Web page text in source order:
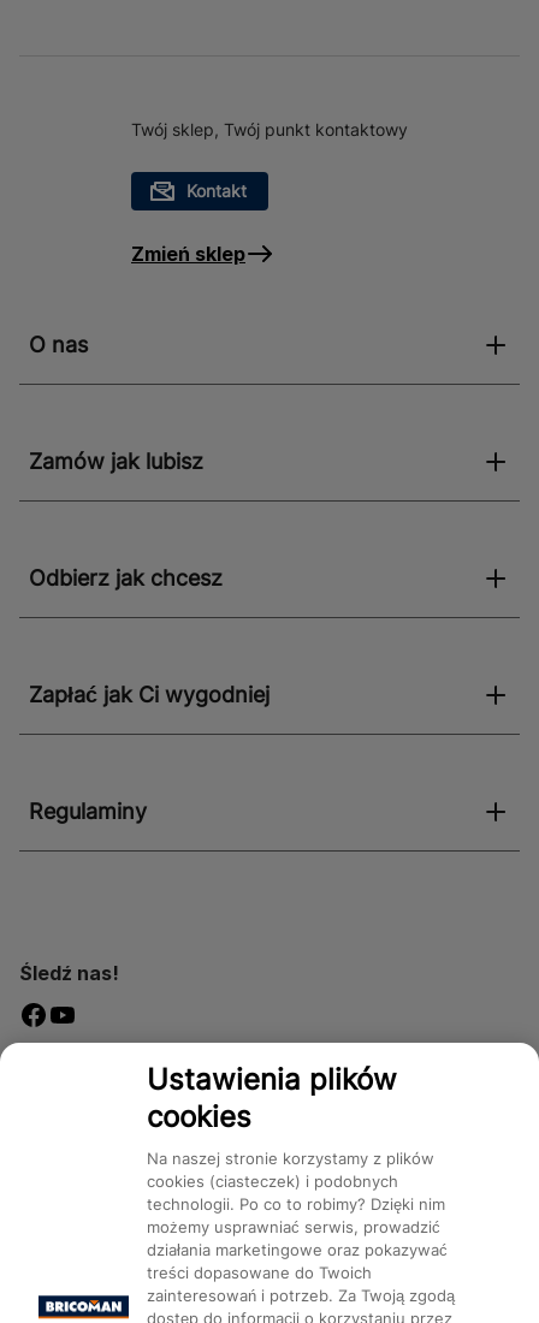
Twój sklep, Twój punkt kontaktowy
Kontakt
Zmień sklep
O nas
Zamów jak lubisz
Odbierz jak chcesz
Zapłać jak Ci wygodniej
Regulaminy
Śledź nas!
Dostępność
Kategorie Produkty Marki CMS
Ustawienia plików
cookies
Na naszej stronie korzystamy z plików
cookies (ciasteczek) i podobnych
technologii. Po co to robimy? Dzięki nim
możemy usprawniać serwis, prowadzić
działania marketingowe oraz pokazywać
treści dopasowane do Twoich
zainteresowań i potrzeb. Za Twoją zgodą
dostęp do informacji o korzystaniu przez